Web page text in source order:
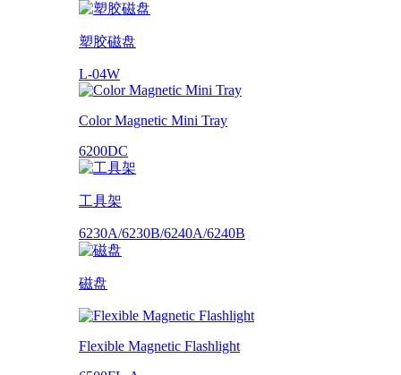
塑胶磁盘
L-04W
Color Magnetic Mini Tray
6200DC
工具架
6230A/6230B/6240A/6240B
磁盘
Flexible Magnetic Flashlight